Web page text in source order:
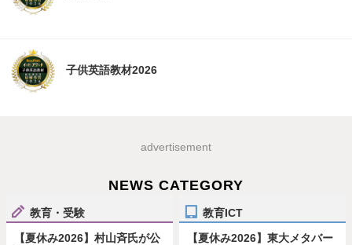
子供英語教材2026
advertisement
NEWS CATEGORY
教育・受験
【夏休み2026】村山斉氏が公
教育ICT
【夏休み2026】東大メタバー